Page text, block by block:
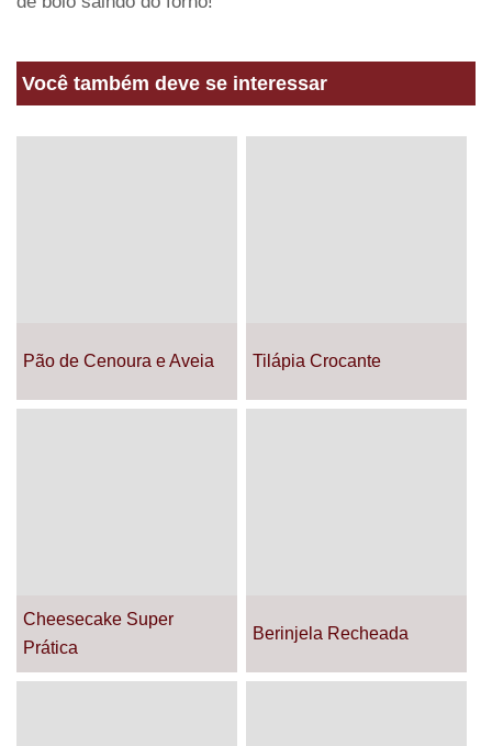
Você também deve se interessar
Pão de Cenoura e Aveia Tilápia Crocante
Cheesecake Super
Prática
Berinjela Recheada